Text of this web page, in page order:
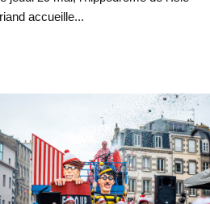
accueille...